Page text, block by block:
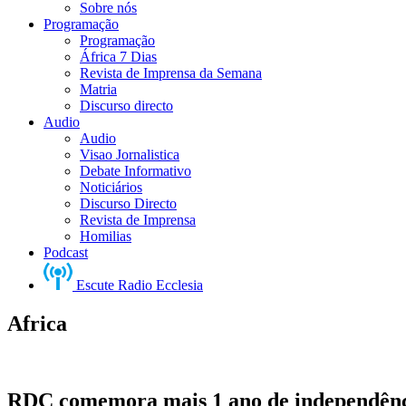
Sobre nós
Programação
Programação
África 7 Dias
Revista de Imprensa da Semana
Matria
Discurso directo
Audio
Audio
Visao Jornalistica
Debate Informativo
Noticiários
Discurso Directo
Revista de Imprensa
Homilias
Podcast
Escute Radio Ecclesia
Africa
RDC comemora mais 1 ano de